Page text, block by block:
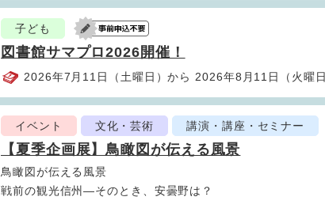
子ども
図書館サマプロ2026開催！
2026年7月11日（土曜日）から 2026年8月11日（火曜日
イベント 文化・芸術 講演・講座・セミナー
【夏季企画展】鳥瞰図が伝える風景
鳥瞰図が伝える風景
戦前の観光信州―そのとき、安曇野は？